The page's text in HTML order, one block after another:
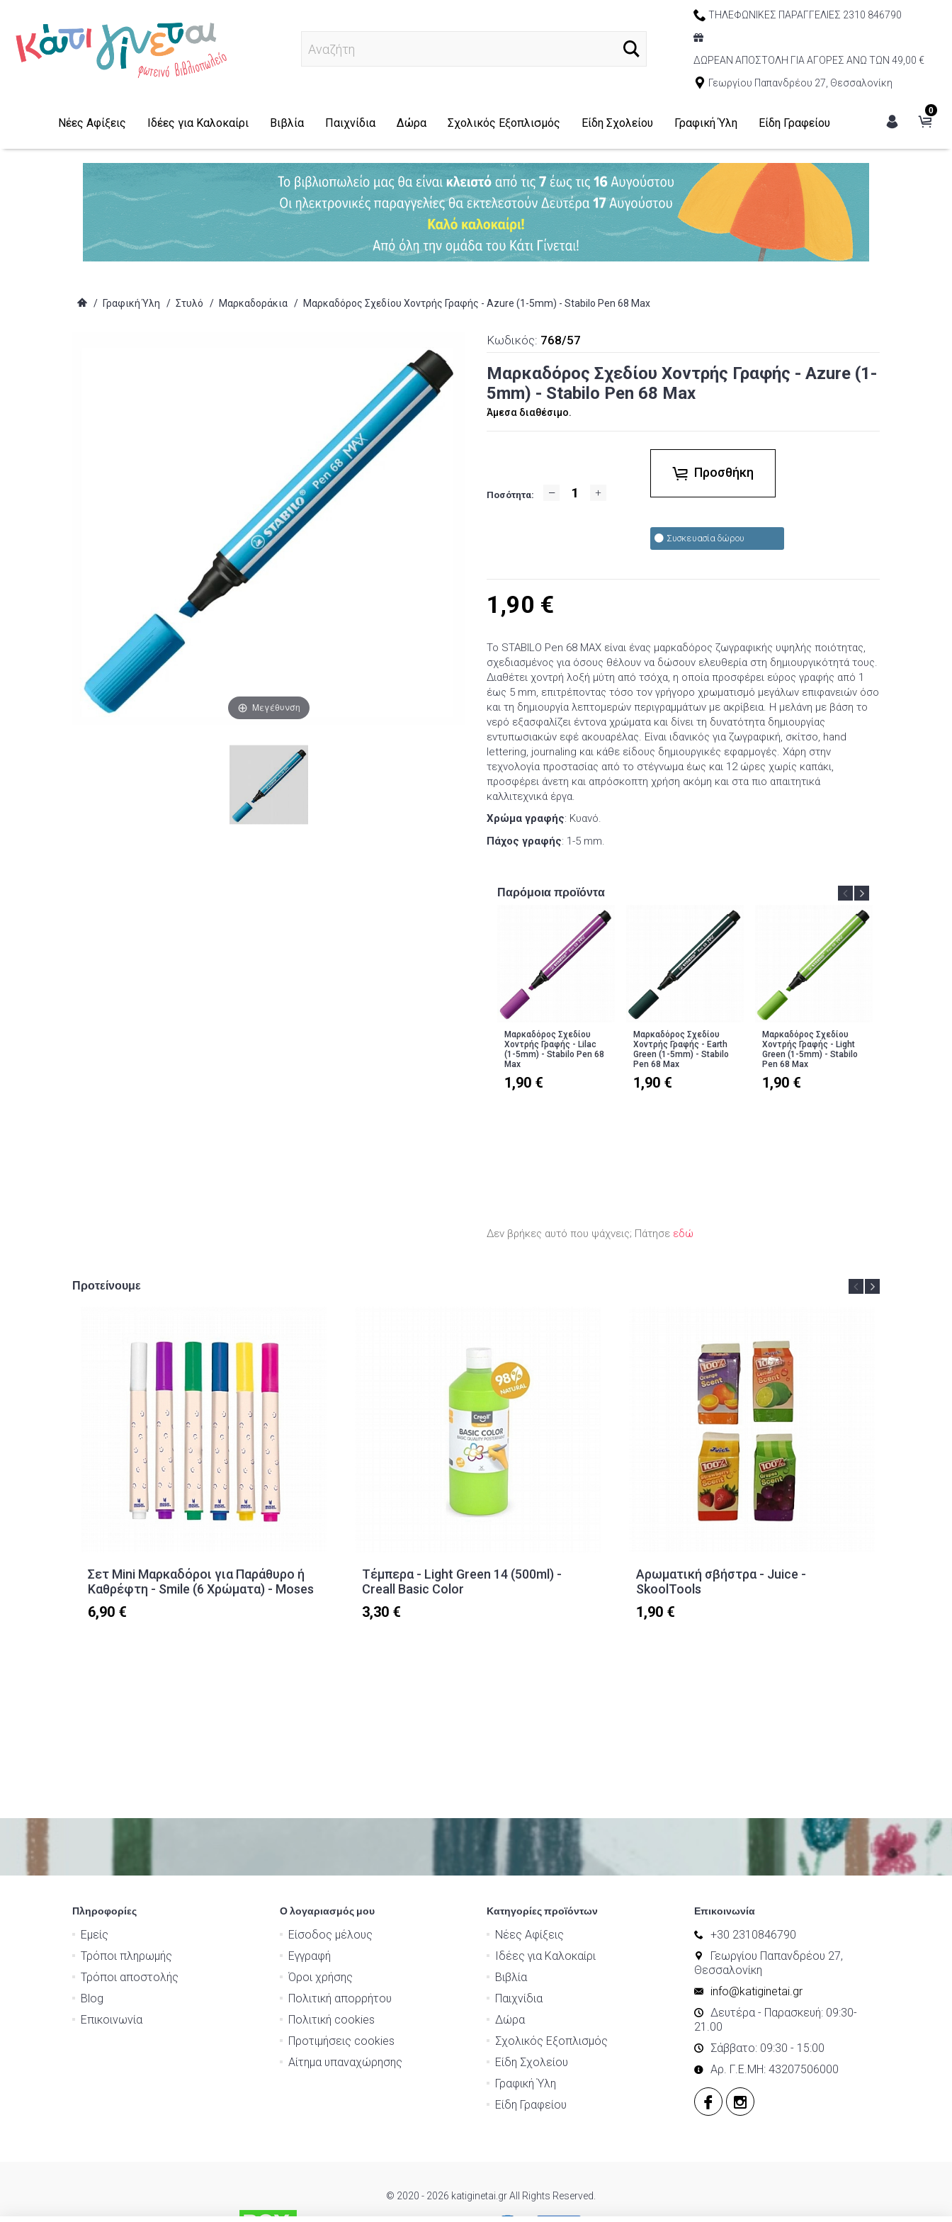
Αναζήτηση...
ΤΗΛΕΦΩΝΙΚΕΣ ΠΑΡΑΓΓΕΛΙΕΣ 2310 846790
ΔΩΡΕΑΝ ΑΠΟΣΤΟΛΗ ΓΙΑ ΑΓΟΡΕΣ ΑΝΩ ΤΩΝ 49,00 €
Γεωργίου Παπανδρέου 27, Θεσσαλονίκη
0
Νέες Αφίξεις Ιδέες για Καλοκαίρι Βιβλία Παιχνίδια Δώρα Σχολικός Εξοπλισμός Είδη Σχολείου Γραφική Ύλη Είδη Γραφείου
/ Γραφική Ύλη / Στυλό / Μαρκαδοράκια / Μαρκαδόρος Σχεδίου Χοντρής Γραφής - Azure (1-5mm) - Stabilo Pen 68 Max
Μεγέθυνση
Κωδικός: 768/57
Μαρκαδόρος Σχεδίου Χοντρής Γραφής - Azure (1-
5mm) - Stabilo Pen 68 Max
Άμεσα διαθέσιμο.
Ποσότητα:
Προσθήκη
Συσκευασία δώρου
1,90 €
Το STABILO Pen 68 MAX είναι ένας μαρκαδόρος ζωγραφικής υψηλής ποιότητας,
σχεδιασμένος για όσους θέλουν να δώσουν ελευθερία στη δημιουργικότητά τους.
Διαθέτει χοντρή λοξή μύτη από τσόχα, η οποία προσφέρει εύρος γραφής από 1
έως 5 mm, επιτρέποντας τόσο τον γρήγορο χρωματισμό μεγάλων επιφανειών όσο
και τη δημιουργία λεπτομερών περιγραμμάτων με ακρίβεια. Η μελάνη με βάση το
νερό εξασφαλίζει έντονα χρώματα και δίνει τη δυνατότητα δημιουργίας
εντυπωσιακών εφέ ακουαρέλας. Είναι ιδανικός για ζωγραφική, σκίτσο, hand
lettering, journaling και κάθε είδους δημιουργικές εφαρμογές. Χάρη στην
τεχνολογία προστασίας από το στέγνωμα έως και 12 ώρες χωρίς καπάκι,
προσφέρει άνετη και απρόσκοπτη χρήση ακόμη και στα πιο απαιτητικά
καλλιτεχνικά έργα.
Χρώμα γραφής: Κυανό.
Πάχος γραφής: 1-5 mm.
Παρόμοια προϊόντα
Μαρκαδόρος Σχεδίου
Χοντρής Γραφής - Lilac
(1-5mm) - Stabilo Pen 68
Max
1,90 €
Μαρκαδόρος Σχεδίου
Χοντρής Γραφής - Earth
Green (1-5mm) - Stabilo
Pen 68 Max
1,90 €
Μαρκαδόρος Σχεδίου
Χοντρής Γραφής - Light
Green (1-5mm) - Stabilo
Pen 68 Max
1,90 €
Δεν βρήκες αυτό που ψάχνεις; Πάτησε εδώ
Προτείνουμε
Σετ Mini Μαρκαδόροι για Παράθυρο ή
Καθρέφτη - Smile (6 Χρώματα) - Moses
6,90 €
Τέμπερα - Light Green 14 (500ml) -
Creall Basic Color
3,30 €
Αρωματική σβήστρα - Juice -
SkoolTools
1,90 €
Πληροφορίες
Εμείς
Τρόποι πληρωμής
Τρόποι αποστολής
Blog
Επικοινωνία
Ο λογαριασμός μου
Είσοδος μέλους
Εγγραφή
Όροι χρήσης
Πολιτική απορρήτου
Πολιτική cookies
Προτιμήσεις cookies
Αίτημα υπαναχώρησης
Κατηγορίες προϊόντων
Νέες Αφίξεις
Ιδέες για Καλοκαίρι
Βιβλία
Παιχνίδια
Δώρα
Σχολικός Εξοπλισμός
Είδη Σχολείου
Γραφική Ύλη
Είδη Γραφείου
Επικοινωνία
+30 2310846790
Γεωργίου Παπανδρέου 27,
Θεσσαλονίκη
info@katiginetai.gr
Δευτέρα - Παρασκευή: 09:30-
21.00
Σάββατο: 09:30 - 15:00
Αρ. Γ.Ε.ΜΗ: 43207506000
© 2020 - 2026 katiginetai.gr All Rights Reserved.